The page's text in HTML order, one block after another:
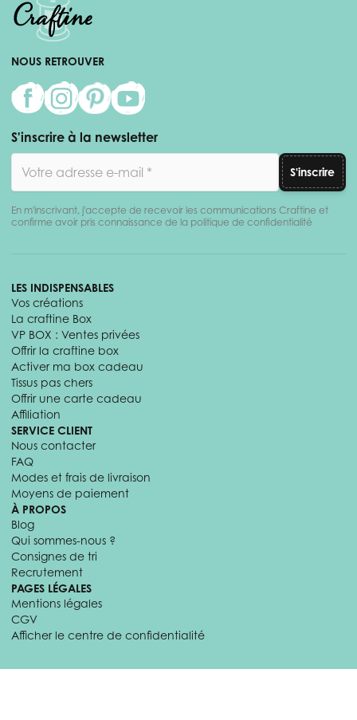
NOUS RETROUVER
S'inscrire à la newsletter
S'inscrire
En m'inscrivant, j'accepte de recevoir les communications Craftine et
confirme avoir pris connaissance de la politique de confidentialité
LES INDISPENSABLES
Vos créations
La craftine Box
VP BOX : Ventes privées
Offrir la craftine box
Activer ma box cadeau
Tissus pas chers
Offrir une carte cadeau
Affiliation
SERVICE CLIENT
Nous contacter
FAQ
Modes et frais de livraison
Moyens de paiement
À PROPOS
Blog
Qui sommes-nous ?
Consignes de tri
Recrutement
PAGES LÉGALES
Mentions légales
CGV
Afficher le centre de confidentialité